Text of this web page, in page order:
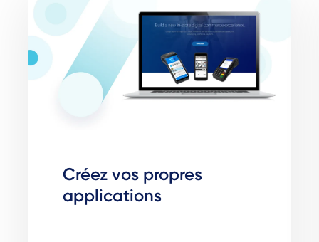
Créez vos propres
applications